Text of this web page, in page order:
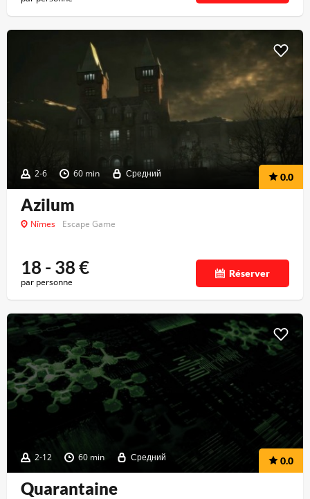
2-6 60 min Средний 0.0
Azilum
Nîmes Escape Game
18 - 38€
par personne
Réserver
2-12 60 min Средний 0.0
Quarantaine